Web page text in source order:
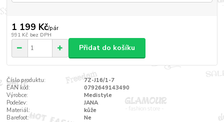
1 199 Kč/pár
991 Kč bez DPH
Přidat do košíku
Číslo produktu:
7Z-J16/1-7
EAN kód:
0792649143490
Výrobce:
Medistyle
Podešev:
JANA
Materiál:
kůže
Barefoot:
Ne